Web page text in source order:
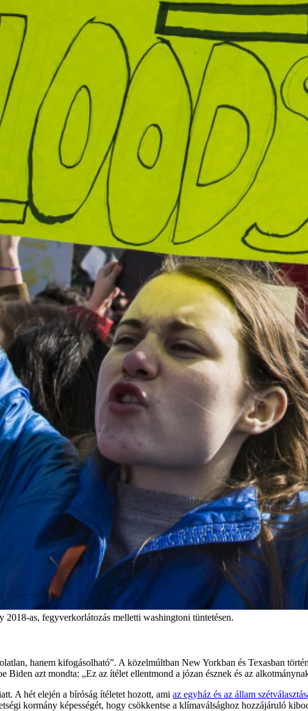
2018-as, fegyverkorlátozás melletti washingtoni tüntetésen.
hanem kifogásolható”. A közelmúltban New Yorkban és Texasban
Biden azt mondta: „Ez az ítélet ellentmond a józan észnek és az
A hét elején a bíróság ítéletet hozott, ami az egyház és az állam
kormány képességét, hogy csökkentse a klímaválsághoz hozzájáruló